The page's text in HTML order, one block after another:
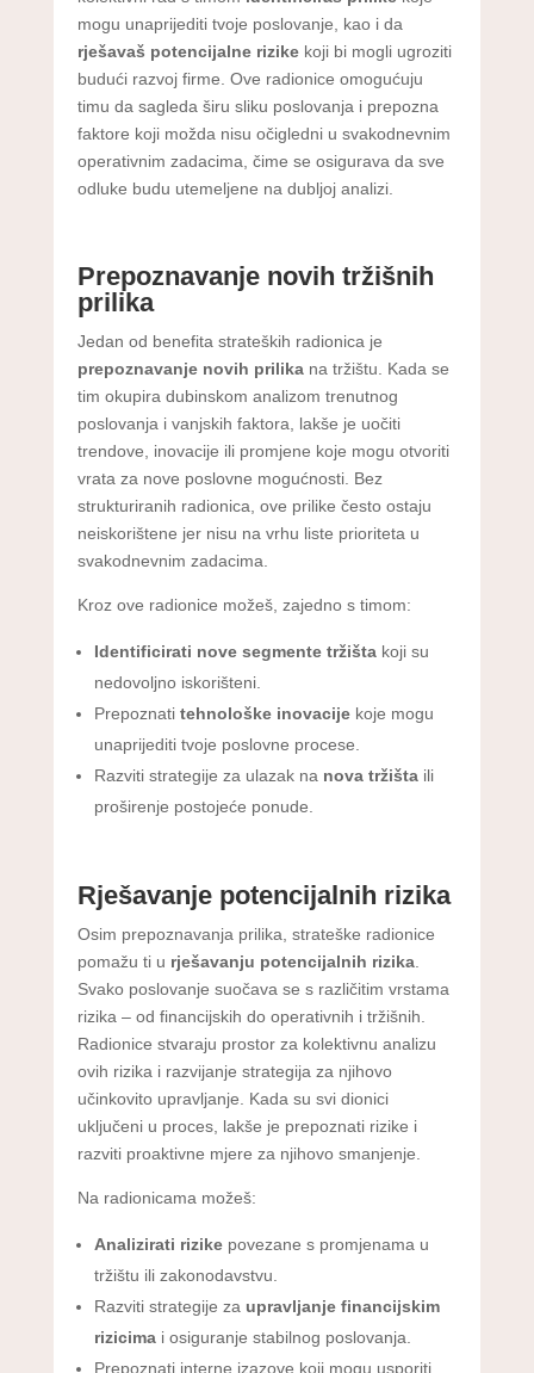
mogu unaprijediti tvoje poslovanje, kao i da
rješavaš potencijalne rizikekoji bi mogli ugroziti
budući razvoj firme. Ove radionice omogućuju
timu da sagleda širu sliku poslovanja i prepozna
faktore koji možda nisu očigledni u svakodnevnim
operativnim zadacima, čime se osigurava da sve
odluke budu utemeljene na dubljoj analizi.
Prepoznavanje novih tržišnih
prilika
Jedan od benefita strateških radionica je
prepoznavanje novih prilikana tržištu. Kada se
tim okupira dubinskom analizom trenutnog
poslovanja i vanjskih faktora, lakše je uočiti
trendove, inovacije ili promjene koje mogu otvoriti
vrata za nove poslovne mogućnosti. Bez
strukturiranih radionica, ove prilike često ostaju
neiskorištene jer nisu na vrhu liste prioriteta u
svakodnevnim zadacima.
Kroz ove radionice možeš, zajedno s timom:
Identificirati nove segmente tržištakoji su
nedovoljno iskorišteni.
Prepoznati tehnološke inovacijekoje mogu
unaprijediti tvoje poslovne procese.
Razviti strategije za ulazak na nova tržištaili
proširenje postojeće ponude.
Rješavanje potencijalnih rizika
Osim prepoznavanja prilika, strateške radionice
pomažu ti u rješavanju potencijalnih rizika.
Svako poslovanje suočava se s različitim vrstama
rizika – od financijskih do operativnih i tržišnih.
Radionice stvaraju prostor za kolektivnu analizu
ovih rizika i razvijanje strategija za njihovo
učinkovito upravljanje. Kada su svi dionici
uključeni u proces, lakše je prepoznati rizike i
razviti proaktivne mjere za njihovo smanjenje.
Na radionicama možeš:
Analizirati rizikepovezane s promjenama u
tržištu ili zakonodavstvu.
Razviti strategije za upravljanje financijskim
rizicimai osiguranje stabilnog poslovanja.
Prepoznati interne izazove koji mogu usporiti